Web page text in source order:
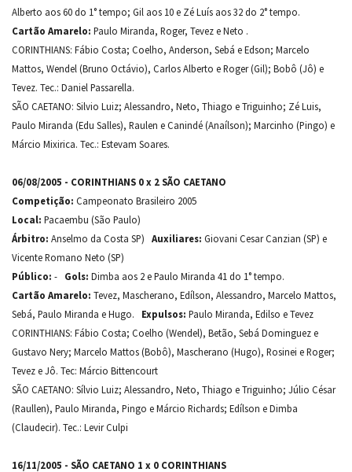
Alberto aos 60 do 1° tempo; Gil aos 10 e Zé Luís aos 32 do 2° tempo.
Cartão Amarelo: Paulo Miranda, Roger, Tevez e Neto .
CORINTHIANS: Fábio Costa; Coelho, Anderson, Sebá e Edson; Marcelo
Mattos, Wendel (Bruno Octávio), Carlos Alberto e Roger (Gil); Bobô (Jô) e
Tevez. Tec.: Daniel Passarella.
SÃO CAETANO: Silvio Luiz; Alessandro, Neto, Thiago e Triguinho; Zé Luis,
Paulo Miranda (Edu Salles), Raulen e Canindé (Anaílson); Marcinho (Pingo) e
Márcio Mixirica. Tec.: Estevam Soares.
06/08/2005 - CORINTHIANS 0 x 2 SÃO CAETANO
Competição: Campeonato Brasileiro 2005
Local: Pacaembu (São Paulo)
Árbitro: Anselmo da Costa SP) Auxiliares: Giovani Cesar Canzian (SP) e
Vicente Romano Neto (SP)
Público: - Gols: Dimba aos 2 e Paulo Miranda 41 do 1° tempo.
Cartão Amarelo: Tevez, Mascherano, Edílson, Alessandro, Marcelo Mattos,
Sebá, Paulo Miranda e Hugo. Expulsos: Paulo Miranda, Edilso e Tevez
CORINTHIANS: Fábio Costa; Coelho (Wendel), Betão, Sebá Dominguez e
Gustavo Nery; Marcelo Mattos (Bobô), Mascherano (Hugo), Rosinei e Roger;
Tevez e Jô. Tec: Márcio Bittencourt
SÃO CAETANO: Sílvio Luiz; Alessandro, Neto, Thiago e Triguinho; Júlio César
(Raullen), Paulo Miranda, Pingo e Márcio Richards; Edílson e Dimba
(Claudecir). Tec.: Levir Culpi
16/11/2005 - SÃO CAETANO 1 x 0 CORINTHIANS